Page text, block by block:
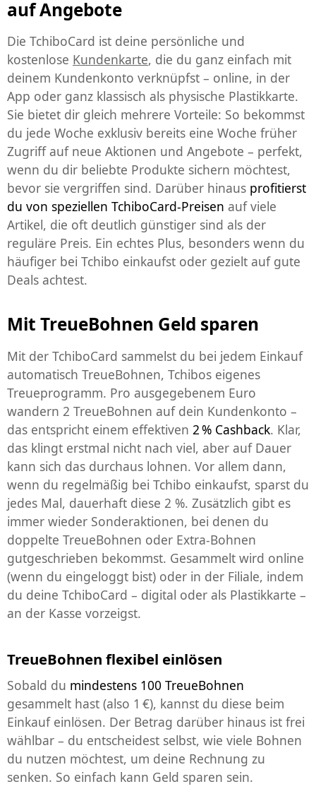
auf Angebote
Die TchiboCard ist deine persönliche und
kostenlose Kundenkarte, die du ganz einfach mit
deinem Kundenkonto verknüpfst – online, in der
App oder ganz klassisch als physische Plastikkarte.
Sie bietet dir gleich mehrere Vorteile: So bekommst
du jede Woche exklusiv bereits eine Woche früher
Zugriff auf neue Aktionen und Angebote – perfekt,
wenn du dir beliebte Produkte sichern möchtest,
bevor sie vergriffen sind. Darüber hinaus profitierst
du von speziellen TchiboCard-Preisen auf viele
Artikel, die oft deutlich günstiger sind als der
reguläre Preis. Ein echtes Plus, besonders wenn du
häufiger bei Tchibo einkaufst oder gezielt auf gute
Deals achtest.
Mit TreueBohnen Geld sparen
Mit der TchiboCard sammelst du bei jedem Einkauf
automatisch TreueBohnen, Tchibos eigenes
Treueprogramm. Pro ausgegebenem Euro
wandern 2 TreueBohnen auf dein Kundenkonto –
das entspricht einem effektiven 2 % Cashback. Klar,
das klingt erstmal nicht nach viel, aber auf Dauer
kann sich das durchaus lohnen. Vor allem dann,
wenn du regelmäßig bei Tchibo einkaufst, sparst du
jedes Mal, dauerhaft diese 2 %. Zusätzlich gibt es
immer wieder Sonderaktionen, bei denen du
doppelte TreueBohnen oder Extra-Bohnen
gutgeschrieben bekommst. Gesammelt wird online
(wenn du eingeloggt bist) oder in der Filiale, indem
du deine TchiboCard – digital oder als Plastikkarte –
an der Kasse vorzeigst.
TreueBohnen flexibel einlösen
Sobald du mindestens 100 TreueBohnen
gesammelt hast (also 1 €), kannst du diese beim
Einkauf einlösen. Der Betrag darüber hinaus ist frei
wählbar – du entscheidest selbst, wie viele Bohnen
du nutzen möchtest, um deine Rechnung zu
senken. So einfach kann Geld sparen sein.